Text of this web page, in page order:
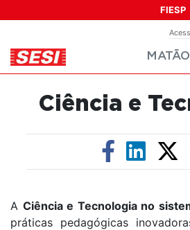
inclui
um
FIESP
MATÃO
Ciência e
A Ciência e Tecnologia no
práticas pedagógicas